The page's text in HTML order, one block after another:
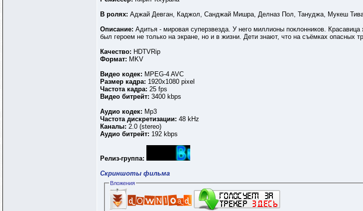
В ролях: Аджай Девган, Каджол, Санджай Мишра, Делназ Пол, Тануджа, Мукеш
Описание: Адитья - мировая суперзвезда. У него миллионы поклонников.
был героем не только на экране, но и в жизни. Дети знают, что на съёмках
Качество: HDTVRip
Формат: MKV
Видео кодек: MPEG-4 AVC
Размер кадра: 1920х1080 pixel
Частота кадра: 25 fps
Видео битрейт: 3400 kbps
Аудио кодек: Mp3
Частота дискретизации: 48 kHz
Каналы: 2.0 (stereo)
Аудио битрейт: 192 kbps
Релиз-группа:
Скриншоты фильма
Вложения